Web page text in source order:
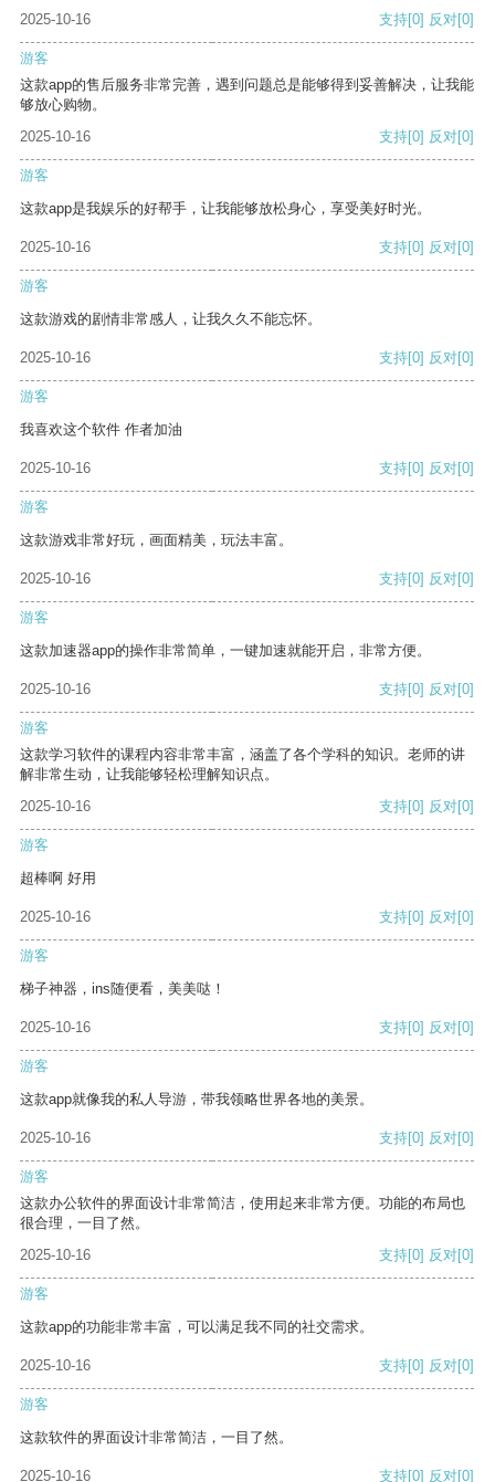
2025-10-16 支持[0] 反对[0]
游客
这款app的售后服务非常完善，遇到问题总是能够得到妥善解决，让我能
够放心购物。
2025-10-16
支持[0] 反对[0]
游客
这款app是我娱乐的好帮手，让我能够放松身心，享受美好时光。
2025-10-16 支持[0] 反对[0]
游客
这款游戏的剧情非常感人，让我久久不能忘怀。
2025-10-16 支持[0] 反对[0]
游客
我喜欢这个软件 作者加油
2025-10-16 支持[0] 反对[0]
游客
这款游戏非常好玩，画面精美，玩法丰富。
2025-10-16 支持[0] 反对[0]
游客
这款加速器app的操作非常简单，一键加速就能开启，非常方便。
2025-10-16 支持[0] 反对[0]
游客
这款学习软件的课程内容非常丰富，涵盖了各个学科的知识。老师的讲
解非常生动，让我能够轻松理解知识点。
2025-10-16
支持[0] 反对[0]
游客
超棒啊 好用
2025-10-16 支持[0] 反对[0]
游客
梯子神器，ins随便看，美美哒！
2025-10-16 支持[0] 反对[0]
游客
这款app就像我的私人导游，带我领略世界各地的美景。
2025-10-16 支持[0] 反对[0]
游客
这款办公软件的界面设计非常简洁，使用起来非常方便。功能的布局也
很合理，一目了然。
2025-10-16
支持[0] 反对[0]
游客
这款app的功能非常丰富，可以满足我不同的社交需求。
2025-10-16 支持[0] 反对[0]
游客
这款软件的界面设计非常简洁，一目了然。
2025-10-16 支持[0] 反对[0]